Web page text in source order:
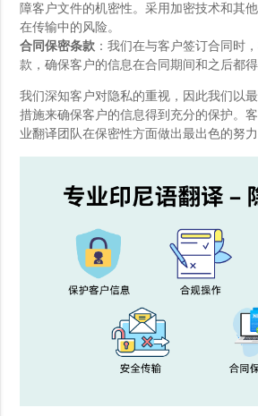
障客户文件的机密性。采用加密技术和其
在传输中的风险。
合同保密条款 ：我们在与客户签订合同时
款，确保客户的信息在合同期间和之后都得
我们深知客户对隐私的重视，因此我们以
措施来确保客户的信息得到充分的保护。
业翻译团队在保密性方面做出最出色的努力